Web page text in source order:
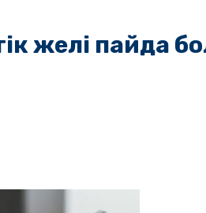
желі пайда